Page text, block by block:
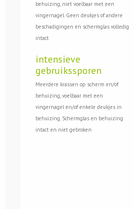
behuizing, niet voelbaar met een
vingernagel. Geen deukjes of andere
beschadigingen en schermglas volledig
intact
intensieve
gebruikssporen
Meerdere krassen op scherm en/of
behuizing, voelbaar met een
vingernagel en/of enkele deukjes in
behuizing. Schermglas en behuizing
intact en niet gebroken